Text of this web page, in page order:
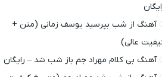
آهنگ از شب بپرسید یوسف زمانی (متن +
عالی)
آهنگ بی کلام مهراد جم باز شب شد – رایگان